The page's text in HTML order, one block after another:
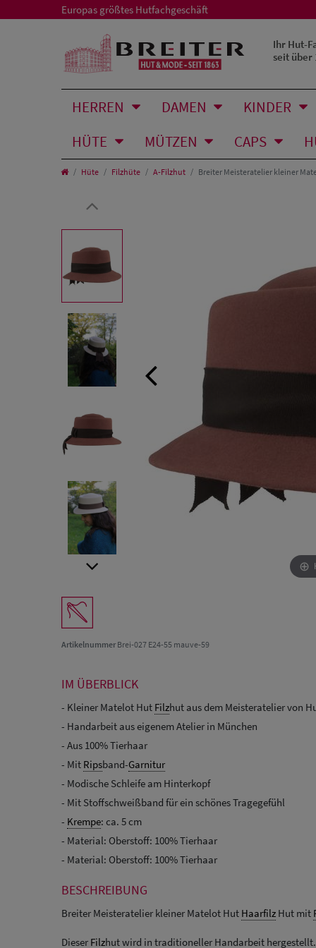
Europas größtes Hutfachgeschäft
Ihr Hut-
seit über
HERREN DAMEN KINDER
HÜTE
MÜTZEN CAPS
Hüte Filzhüte A-Filzhut Breiter Meisteratelier kleiner
ArtikelnummerBrei-027 E24-55 mauve-59
IM ÜBERBLICK
- Kleiner Matelot Hut Filzhut aus dem Meisteratelier von
- Handarbeit aus eigenem Atelier in München
- Aus 100% Tierhaar
- Mit Ripsband-Garnitur
- Modische Schleife am Hinterkopf
- Mit Stoffschweißband für ein schönes Tragegefühl
- Krempe: ca. 5 cm
- Material: Oberstoff: 100% Tierhaar
- Material: Oberstoff: 100% Tierhaar
BESCHREIBUNG
Breiter Meisteratelier kleiner Matelot Hut Haarfilz Hut mit
Dieser Filzhut wird in traditioneller Handarbeit